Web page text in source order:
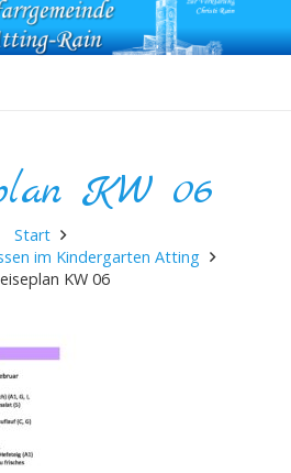
KW 06
Start
im Kindergarten Atting
KW 06